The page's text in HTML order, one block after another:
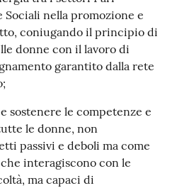
nella promozione e
coniugando il principio di
donne con il lavoro di
garantito dalla rete
sostenere le competenze e
le donne, non
passivi e deboli ma come
interagiscono con le
ma capaci di